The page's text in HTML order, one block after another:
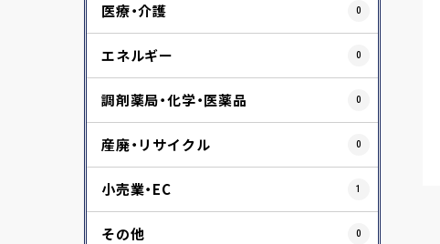
医療・介護 0
エネルギー 0
調剤薬局・化学・医薬品 0
産廃・リサイクル 0
小売業・EC 1
その他 0